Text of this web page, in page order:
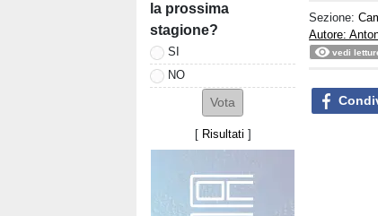
la prossima
stagione?
SI
NO
[ Risultati ]
Sezione:
Autore:
vedi